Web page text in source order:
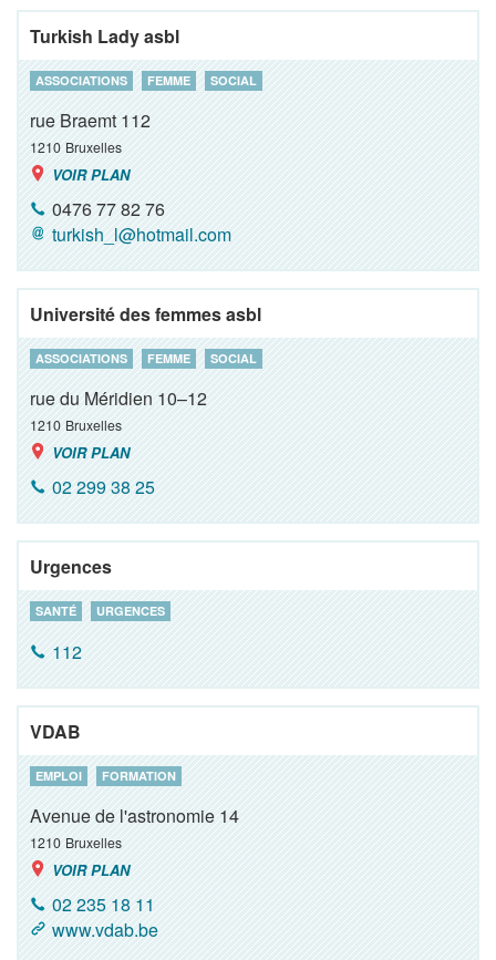
Turkish Lady asbl
ASSOCIATIONS FEMME SOCIAL
rue Braemt 112
1210 Bruxelles
VOIR PLAN
0476 77 82 76
turkish_l@hotmail.com
Université des femmes asbl
ASSOCIATIONS FEMME SOCIAL
rue du Méridien 10–12
1210 Bruxelles
VOIR PLAN
02 299 38 25
Urgences
SANTÉ URGENCES
112
VDAB
EMPLOI FORMATION
Avenue de l'astronomie 14
1210 Bruxelles
VOIR PLAN
02 235 18 11
www.vdab.be